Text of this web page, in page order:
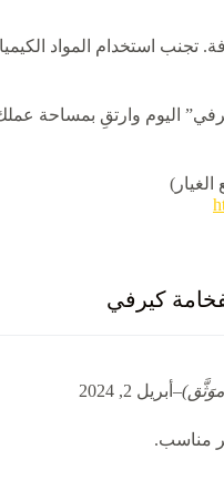
استخدام المواد
اليوم وارتقِ بمساحة
كيرفي
– أبريل 2, 2024
مناسب.